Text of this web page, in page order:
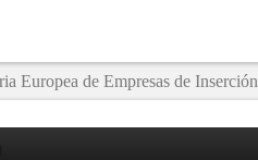
Europea de Empresas de Inserción